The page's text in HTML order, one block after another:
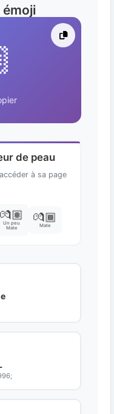
émoji
de peau
à sa page
💏🏽
Un peu
Mate
💏🏾
Mate